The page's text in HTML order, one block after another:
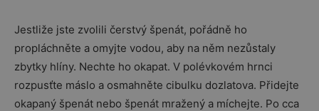
Jestliže jste zvolili čerstvý špenát, pořádně ho
propláchněte a omyjte vodou, aby na něm nezůstaly
zbytky hlíny. Nechte ho okapat. V polévkovém hrnci
rozpusťte máslo a osmahněte cibulku dozlatova. Přidejte
okapaný špenát nebo špenát mražený a míchejte. Po cca